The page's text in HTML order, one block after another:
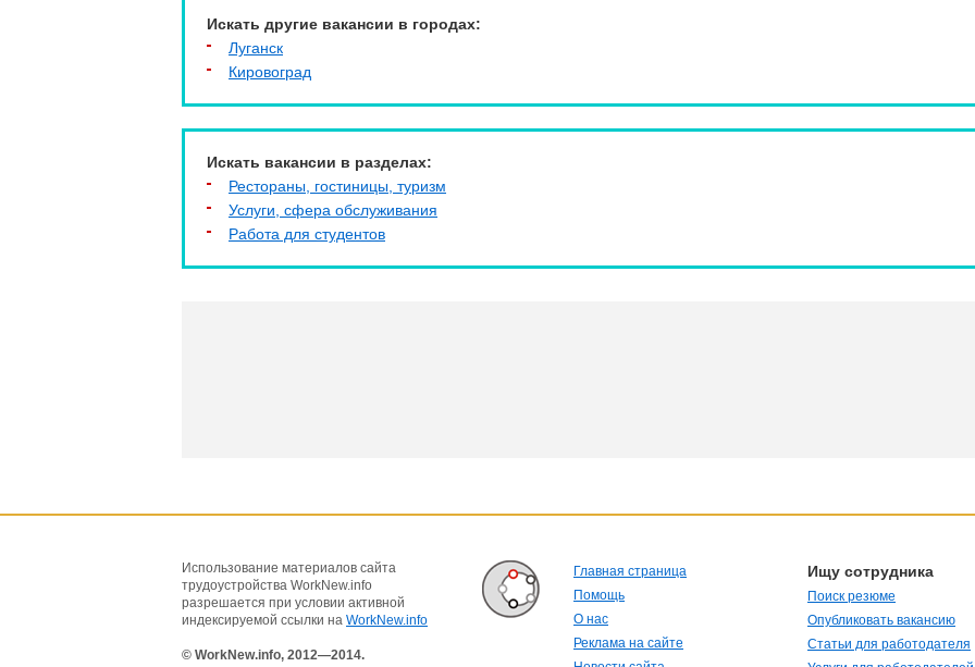
Искать другие вакансии в городах:
Луганск
Кировоград
Искать вакансии в разделах:
Рестораны, гостиницы, туризм
Услуги, cфера обслуживания
Работа для студентов
Использование материалов сайта
трудоустройства WorkNew.info
разрешается при условии активной
индексируемой ссылки на WorkNew.info
© WorkNew.info, 2012—2014.
Главная страница
Помощь
О нас
Реклама на сайте
Ищу сотрудника
Поиск резюме
Опубликовать вакансию
Статьи для работодателя